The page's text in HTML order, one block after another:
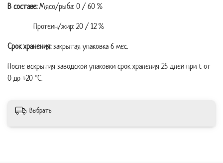
В составе:Мясо/рыба: 0 / 60 %
Протеин/жир: 20 / 12 %
Срок хранения:закрытая упаковка 6 мес.
После вскрытия заводской упаковки срок хранения 25 дней при t от
0 до +20 °C.
Выбрать